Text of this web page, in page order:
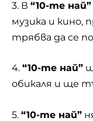
3. В “10-те най”
музика и кино,
трябва да се
4. “10-те най”
обикаля и ще
5. “10-те най”